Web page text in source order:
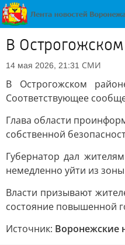
В
14 мая 2026, 21:31 СМИ
В Острогожском
Соответствующее
Глава области
собственной
Губернатор дал
немедленно уйти из
Власти призывают
состояние повышенной
Источник: Воронежские